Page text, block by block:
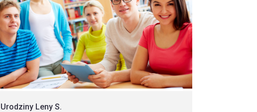
Urodziny Leny S.